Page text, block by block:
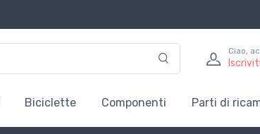
Ciao,
Iscriviti
Biciclette Componenti Parti di